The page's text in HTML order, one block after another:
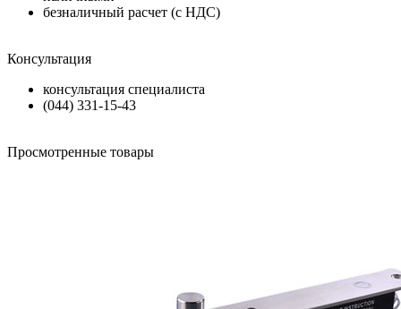
безналичный расчет (с НДС)
Консультация
консультация специалиста
(044) 331-15-43
Просмотренные товары